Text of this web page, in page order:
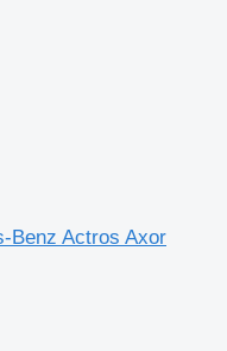
Benz Actros Axor